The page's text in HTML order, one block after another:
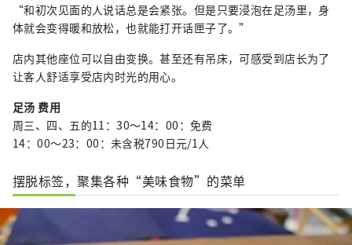
“和初次见面的人说话总是会紧张。但是只要浸泡在足汤里，身
体就会变得暖和放松，也就能打开话匣子了。”
店内其他座位可以自由变换。甚至还有吊床，可感受到店长为了
让客人舒适享受店内时光的用心。
足汤 费用
周三、四、五的11：30～14：00：免费
14：00～23：00：未含税790日元/1人
摆脱标签，聚集各种“美味食物”的菜单